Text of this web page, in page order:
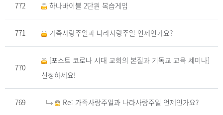
772 하나바이블 2단원 복습게임
771 가족사랑주일과 나라사랑주일 언제인가요?
770
[포스트 코로나 시대 교회의 본질과 기독교 교육 세미나]
신청하세요!
769 Re: 가족사랑주일과 나라사랑주일 언제인가요?